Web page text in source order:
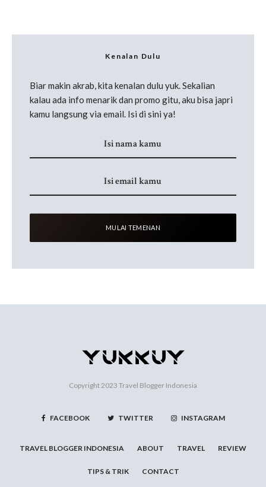
Kenalan Dulu
Biar makin akrab, kita kenalan dulu yuk. Sekalian
kalau ada info menarik dan promo gitu, aku bisa japri
kamu langsung via email. Isi di sini ya!
Copyright 2023 Travel Blogger Indonesia
FACEBOOK TWITTER INSTAGRAM
TRAVEL BLOGGER INDONESIA ABOUT TRAVEL REVIEW
TIPS & TRIK CONTACT